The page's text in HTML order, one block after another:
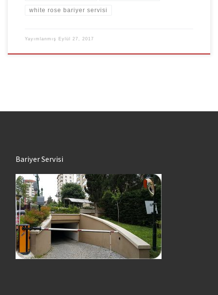
white rose bariyer servisi
Yayımlanmış Eylül 27, 2017
Bariyer Servisi